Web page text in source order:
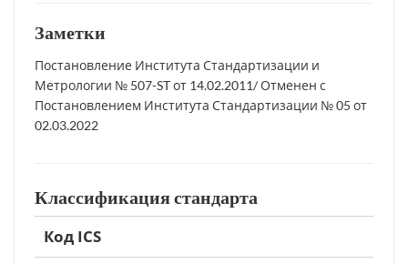
Заметки
Постановление Института Стандартизации и
Метрологии № 507-ST от 14.02.2011/ Отменен с
Постановлением Института Стандартизации № 05 от
02.03.2022
Классификация стандарта
Код ICS